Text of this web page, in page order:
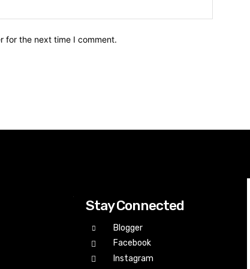
for the next time I comment.
Stay Connected
Blogger
Facebook
Instagram